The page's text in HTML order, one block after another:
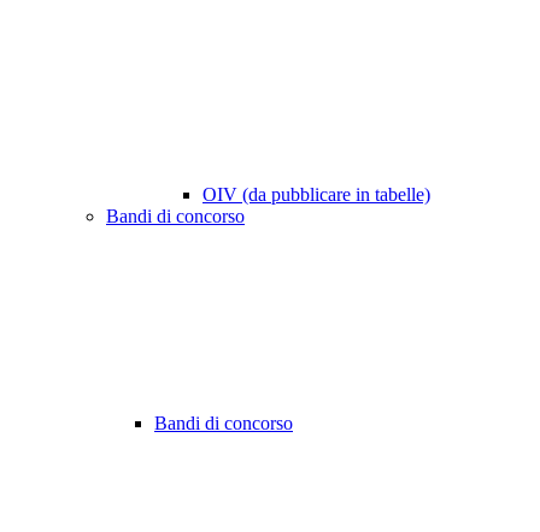
OIV (da pubblicare in tabelle)
Bandi di concorso
Bandi di concorso